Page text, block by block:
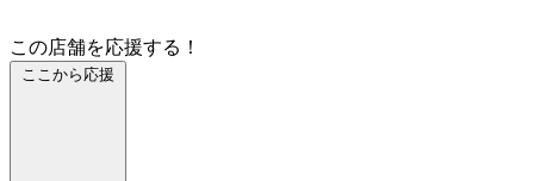
この店舗を応援する！
ここから応援